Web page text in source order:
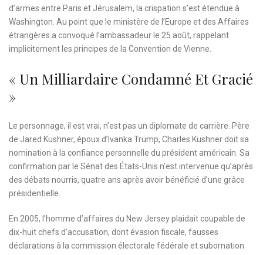
d’armes entre Paris et Jérusalem, la crispation s’est étendue à
Washington. Au point que le ministère de l’Europe et des Affaires
étrangères a convoqué l’ambassadeur le 25 août, rappelant
implicitement les principes de la Convention de Vienne.
« Un Milliardaire Condamné Et Gracié
»
Le personnage, il est vrai, n’est pas un diplomate de carrière. Père
de Jared Kushner, époux d’Ivanka Trump, Charles Kushner doit sa
nomination à la confiance personnelle du président américain. Sa
confirmation par le Sénat des États-Unis n’est intervenue qu’après
des débats nourris, quatre ans après avoir bénéficié d’une grâce
présidentielle.
En 2005, l’homme d’affaires du New Jersey plaidait coupable de
dix-huit chefs d’accusation, dont évasion fiscale, fausses
déclarations à la commission électorale fédérale et subornation